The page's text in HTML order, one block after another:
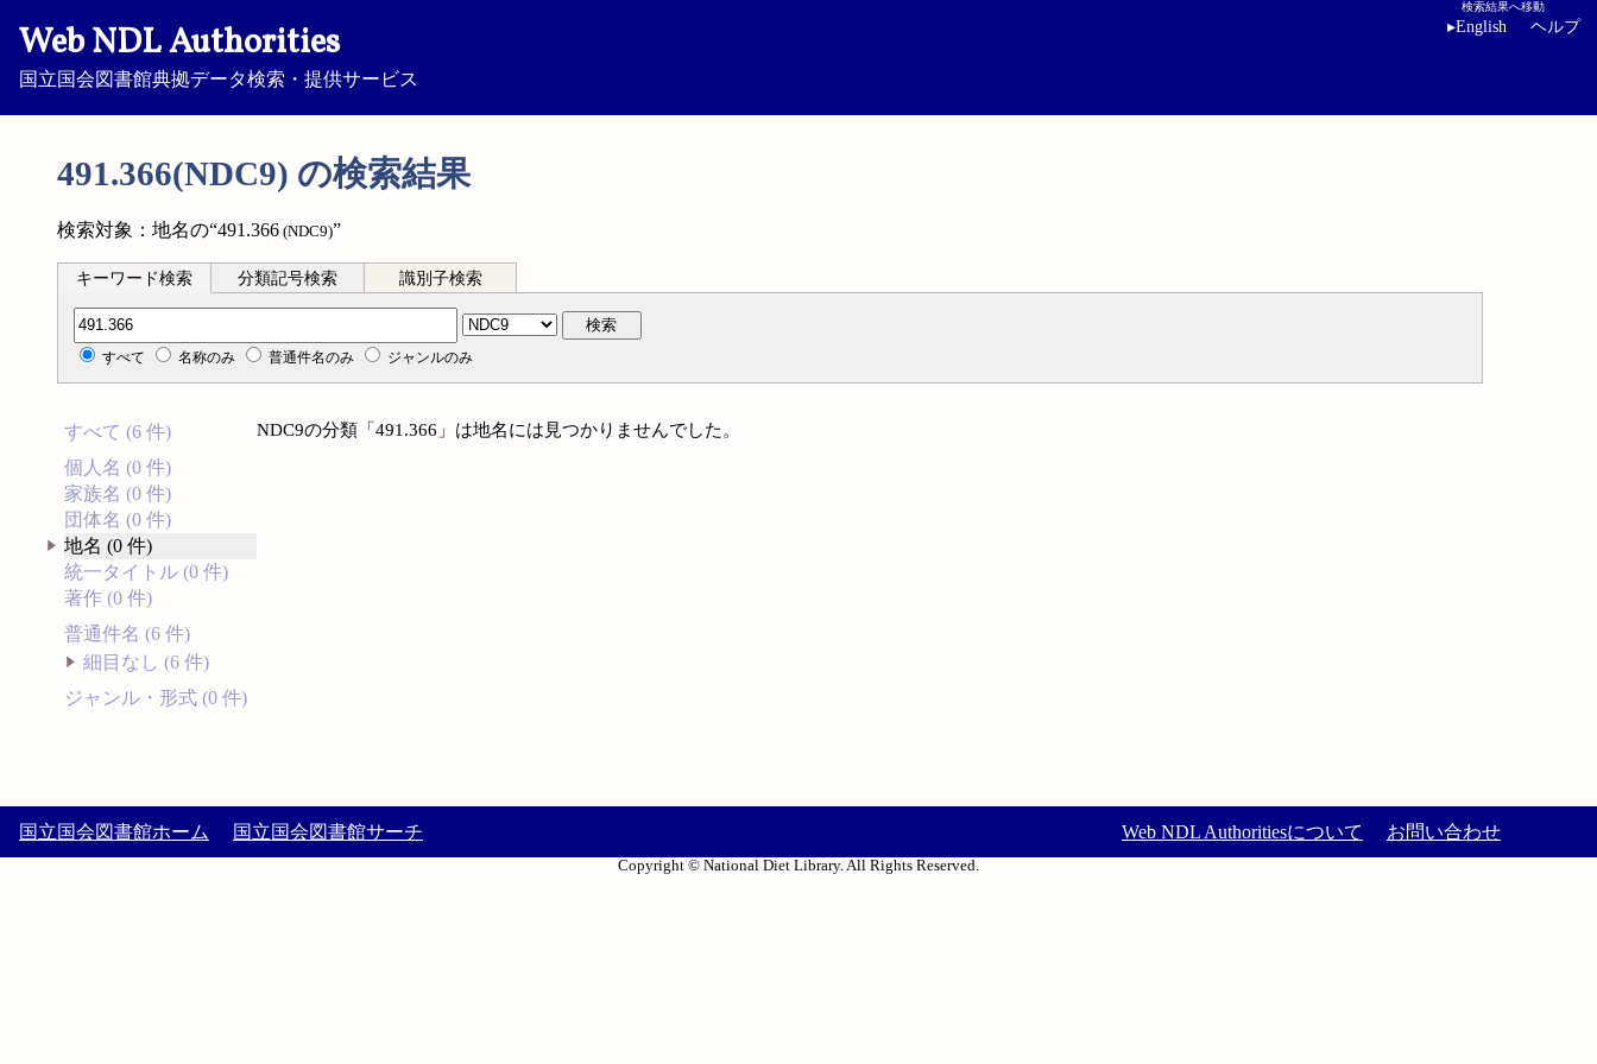
Web NDL Authorities
国立国会図書館典拠データ検索・提供サービス
検索結果へ移動
▸English ヘルプ
491.366(NDC9) の検索結果
検索対象：地名の“491.366 (NDC9)”
キーワード検索 分類記号検索 識別子検索
分類記号検索 検索
すべて 名称のみ 普通件名のみ ジャンルのみ
すべて (6 件)
個人名 (0 件)
家族名 (0 件)
団体名 (0 件)
地名 (0 件)
統一タイトル (0 件)
著作 (0 件)
普通件名 (6 件)
細目なし (6 件)
ジャンル・形式 (0 件)
NDC9の分類「491.366」は地名には見つかりませんでした。
国立国会図書館ホーム 国立国会図書館サーチ Web NDL Authoritiesについて お問い合わせ
Copyright © National Diet Library. All Rights Reserved.